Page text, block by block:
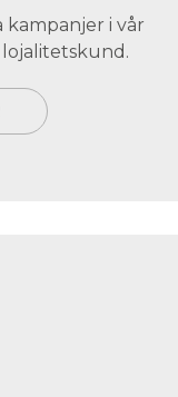
kampanjer i vår
lojalitetskund.